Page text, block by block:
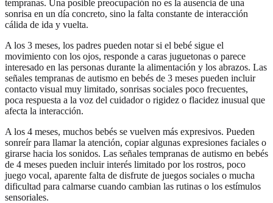
tempranas. Una posible preocupación no es la ausencia de una
sonrisa en un día concreto, sino la falta constante de interacción
cálida de ida y vuelta.
A los 3 meses, los padres pueden notar si el bebé sigue el
movimiento con los ojos, responde a caras juguetonas o parece
interesado en las personas durante la alimentación y los abrazos. Las
señales tempranas de autismo en bebés de 3 meses pueden incluir
contacto visual muy limitado, sonrisas sociales poco frecuentes,
poca respuesta a la voz del cuidador o rigidez o flacidez inusual que
afecta la interacción.
A los 4 meses, muchos bebés se vuelven más expresivos. Pueden
sonreír para llamar la atención, copiar algunas expresiones faciales o
girarse hacia los sonidos. Las señales tempranas de autismo en bebés
de 4 meses pueden incluir interés limitado por los rostros, poco
juego vocal, aparente falta de disfrute de juegos sociales o mucha
dificultad para calmarse cuando cambian las rutinas o los estímulos
sensoriales.